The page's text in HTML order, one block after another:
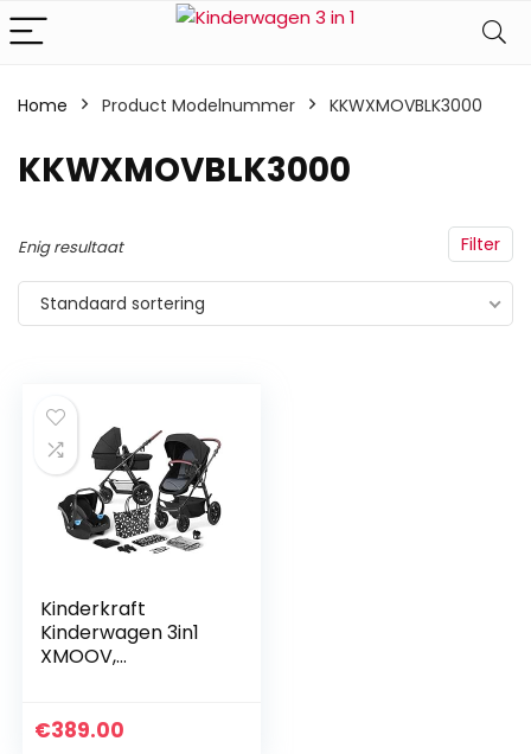
Home Product Modelnummer ‎KKWXMOVBLK3000
‎KKWXMOVBLK3000
Filter
Enig resultaat
Standaard sortering
Kinderkraft
Kinderwagen 3in1
XMOOV,
Reissysteem, met
€389.00